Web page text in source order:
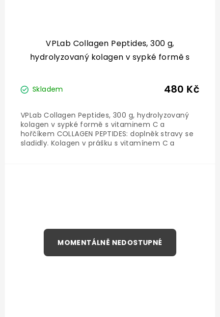
VPLab Collagen Peptides, 300 g,
hydrolyzovaný kolagen v sypké formě s
Skladem 480 Kč
VPLab Collagen Peptides, 300 g, hydrolyzovaný
kolagen v sypké formě s vitaminem C a
hořčíkem COLLAGEN PEPTIDES: doplněk stravy se
sladidly. Kolagen v prášku s vitamínem C a